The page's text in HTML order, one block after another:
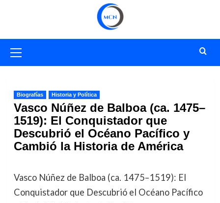
primario
Biografías Historia y Política
Vasco Núñez de Balboa (ca. 1475–
1519): El Conquistador que
Descubrió el Océano Pacífico y
Cambió la Historia de América
Vasco Núñez de Balboa (ca. 1475–1519): El
Conquistador que Descubrió el Océano Pacífico